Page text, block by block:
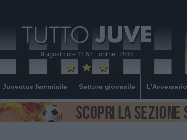
9 agosto ore 11:52 online: 2543
Juventus femminile Settore giovanile L'Avversario